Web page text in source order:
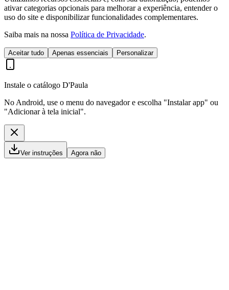
ativar categorias opcionais para melhorar a experiência, entender o
uso do site e disponibilizar funcionalidades complementares.
Saiba mais na nossa Política de Privacidade.
Aceitar tudo Apenas essenciais Personalizar
Instale o catálogo D'Paula
No Android, use o menu do navegador e escolha "Instalar app" ou
"Adicionar à tela inicial".
Ver instruções Agora não